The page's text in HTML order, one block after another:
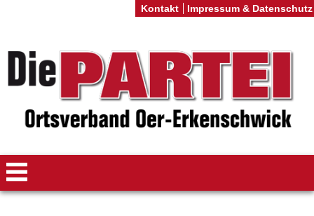
Kontakt Impressum & Datenschutz